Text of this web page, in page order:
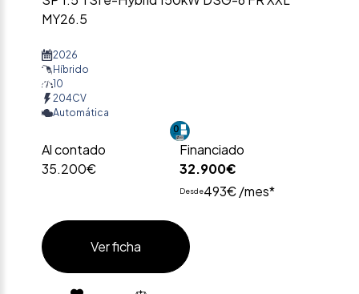
MY26.5
2026
Híbrido
10
204CV
Automática
Al contado
35.200€
Financiado
32.900€
Desde493€ /mes*
Ver ficha